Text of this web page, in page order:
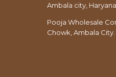
Ambala city,
Pooja Wholesale
Chowk, Ambala City.